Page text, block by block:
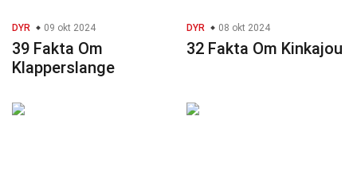
DYR 09 okt 2024
39 Fakta Om
Klapperslange
DYR 08 okt 2024
32 Fakta Om Kinkajou